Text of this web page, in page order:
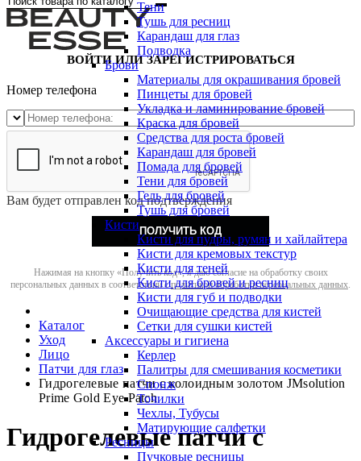
Тени
Тушь для ресниц
Карандаш для глаз
Подводка
Брови
Материалы для окрашивания бровей
Пинцеты для бровей
Укладка и ламинирование бровей
Краска для бровей
Средства для роста бровей
Карандаш для бровей
Помада для бровей
Тени для бровей
Гель для бровей
Тушь для бровей
Кисти
Кисти для пудры, румян и хайлайтера
Кисти для кремовых текстур
Кисти для теней
Кисти для бровей и ресниц
Кисти для губ и подводки
Очищающие средства для кистей
Сетки для сушки кистей
Аксессуары и гигиена
Керлер
Палитры для смешивания косметики
Спонж
Точилки
Чехлы, Тубусы
Матирующие салфетки
Ресницы
Пучковые ресницы
ВОЙТИ ИЛИ ЗАРЕГИСТРИРОВАТЬСЯ
Номер телефона
Вам будет отправлен код подтверждения
ПОЛУЧИТЬ КОД
Нажимая на кнопку «Получить код», я даю согласие на обработку своих
персональных данных в соответствии сполитикой обработки персональных данных.
Каталог
Уход
Лицо
Патчи для глаз
Гидрогелевые патчи с колоидным золотом JMsolution
Prime Gold Eye Patch
Гидрогелевые патчи с